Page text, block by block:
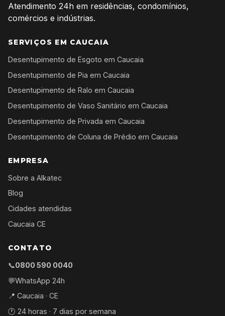
Atendimento 24h em residências, condomínios,
comércios e indústrias.
SERVIÇOS EM CAUCAIA
Desentupimento de Esgoto em Caucaia
Desentupimento de Pia em Caucaia
Desentupimento de Ralo em Caucaia
Desentupimento de Vaso Sanitário em Caucaia
Desentupimento de Privada em Caucaia
Desentupimento de Coluna de Prédio em Caucaia
EMPRESA
Sobre a Alkatec
Blog
Cidades atendidas
Caucaia CE
CONTATO
📞0800 590 0040
💬WhatsApp 24h
📍 Caucaia · CE
🕐 24 horas · 7 dias por semana